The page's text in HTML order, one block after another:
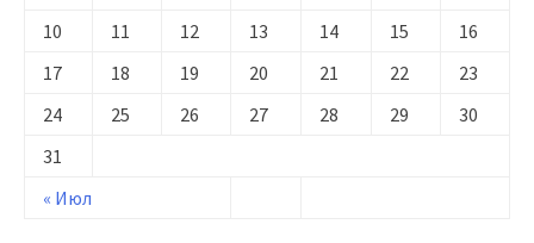
« Июл
10
11 12 13 14 15
16
17
18 19 20 21 22
23
24
25 26 27 28 29
30
31